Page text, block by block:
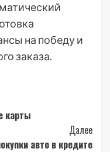
на победу и
заказа.
карты
Далее
авто в кредите